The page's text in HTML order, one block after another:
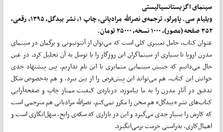
سینمای اگزیستانسیالیستی
ویلیام سی. پامِرلو، ترجمه‌ی نصرالله مرادیانی، چاپ ۱، نشر بیدگل، ۱۳۹۵، رقعی،
۳۵۲ صفحه (مصور)، ۱۰۰۰ نسخه، ۲۵۰۰۰ تومان.
عنوان کتاب، حامل تعبیری کلی است که می­‌توان از آنتونیونی و برگمان در سینمای
مدرن اروپا تا بسیاری از سینماگران این روزگار را با توسل به آن تحلیل کرد. در عین
حال می‌­دانیم که جنبش سینمایی متمایزی با این نام نداریم. پس پیشنهاد جدی
خوانش این کتاب، هم می‌­تواند این پیش‌­فرض را از بین ببرد، و هم به­‌خصوص شکل
تدقیق در آثار مدرن را به ما بیاموزد. درباره‌ی کیفیت ممتاز چاپ و صفحه‌آرایی
کتاب‌های نشر «بیدگل» هم سخن را مکرر نمی‌­کنم. نصرالله مرادیانی هم مترجمی است
که کارش را بسیار جدی می­‌گیرد و این در بازاری که سکه‌ی رایج، سهل­‌انگاری است و
اهمال­‌کاری، به‌­راستی حرمت برمی‌انگیزد.